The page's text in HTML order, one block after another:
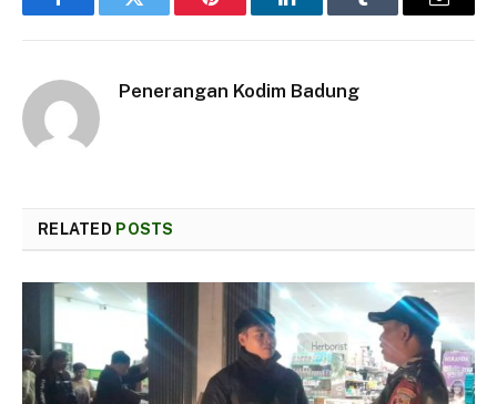
FacebookTwitter Pinterest LinkedInTumblr Email
Penerangan Kodim Badung
RELATED POSTS